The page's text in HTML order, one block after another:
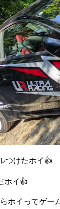
つけたホイ👍️
ホイ👍️
ホイってゲー